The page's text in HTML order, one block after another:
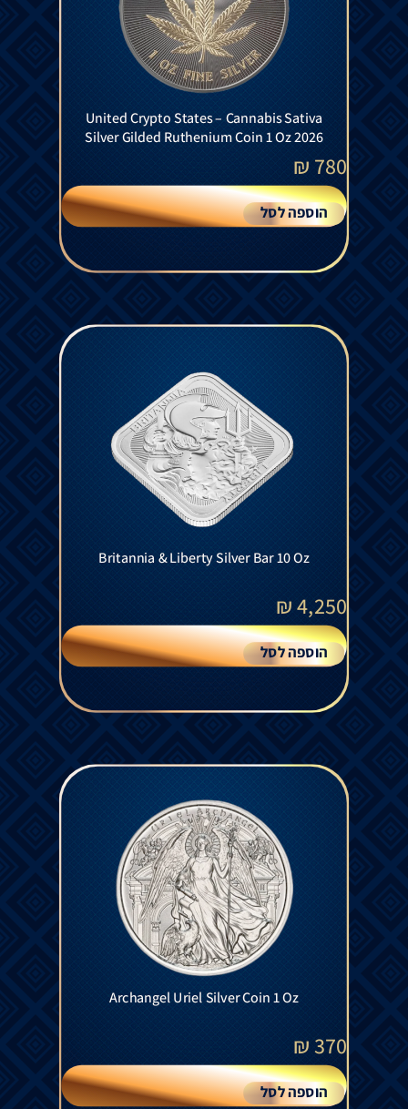
United Crypto States – Cannabis Sativa
Silver Gilded Ruthenium Coin 1 Oz 2026
780
₪
הוספה לסל
Britannia & Liberty Silver Bar 10 Oz
4,250
₪
הוספה לסל
Archangel Uriel Silver Coin 1 Oz
370
₪
הוספה לסל